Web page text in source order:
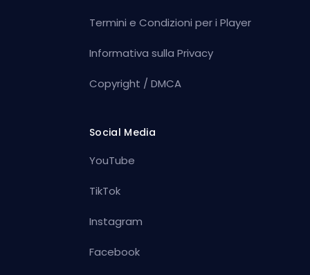
Termini e Condizioni per i Player
Informativa sulla Privacy
Copyright / DMCA
Social Media
YouTube
TikTok
Instagram
Facebook